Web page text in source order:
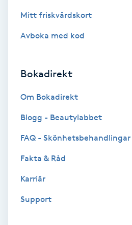
Brynformning
Brynplockning
Bröllopsuppsättning
Celluliter
Color correction
Mitt friskvårdskort
Avboka med kod
Bokadirekt
Om Bokadirekt
Blogg - Beautylabbet
FAQ - Skönhetsbehandlingar
Fakta & Råd
Karriär
Support